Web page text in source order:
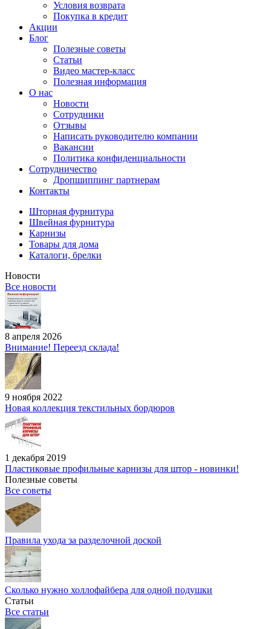
Условия возврата
Покупка в кредит
Акции
Блог
Полезные советы
Статьи
Видео мастер-класс
Полезная информация
О нас
Новости
Сотрудники
Отзывы
Написать руководителю компании
Вакансии
Политика конфиденциальности
Сотрудничество
Дропшиппинг партнерам
Контакты
Шторная фурнитура
Швейная фурнитура
Карнизы
Товары для дома
Каталоги, брелки
Новости
Все новости
8 апреля 2026
Внимание! Переезд склада!
9 ноября 2022
Новая коллекция текстильных бордюров
1 декабря 2019
Пластиковые профильные карнизы для штор - новинки!
Полезные советы
Все советы
Правила ухода за разделочной доской
Сколько нужно холлофайбера для одной подушки
Статьи
Все статьи